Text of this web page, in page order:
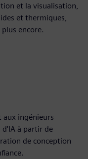
et la visualisation,
et thermiques,
encore.
aux ingénieurs
à partir de
de conception